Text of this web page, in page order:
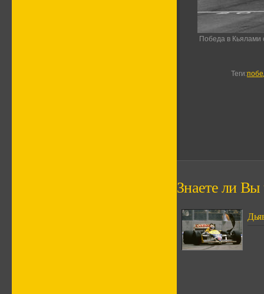
Победа в Кьялами
Теги:
Знаете ли Вы